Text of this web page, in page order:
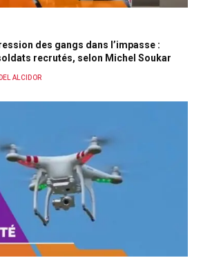
des gangs dans l’impasse :
recrutés, selon Michel Soukar
ALCIDOR